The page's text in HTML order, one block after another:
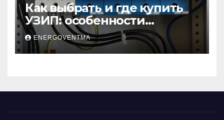
Как выбрать и где купить
УЗИП: особенности
устройств защиты от
импульсных
перенапряжений
ENERGOVENTMA